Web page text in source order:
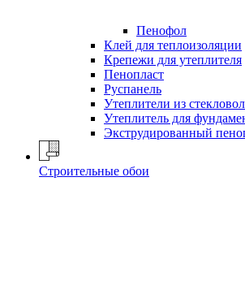
Пенофол
Клей для теплоизоляции
Крепежи для утеплителя
Пенопласт
Руспанель
Утеплители из
Утеплитель для
Экструдированный
Строительные обои